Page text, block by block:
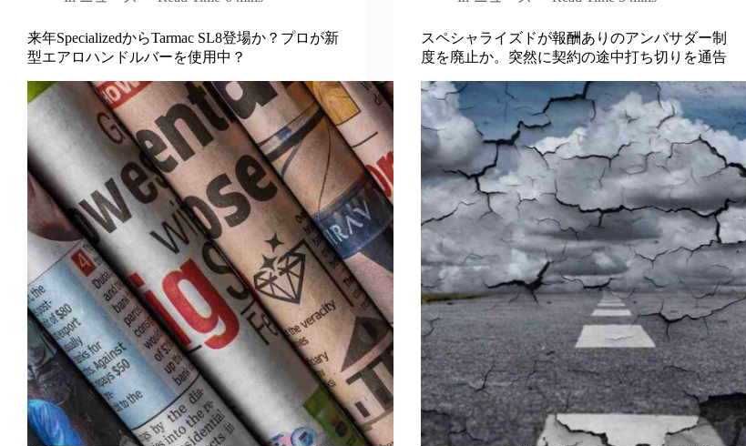
来年SpecializedからTarmac SL8登場か？プロが新
型エアロハンドルバーを使用中？
スペシャライズドが報酬ありのアンバサダー制
度を廃止か。突然に契約の途中打ち切りを通告